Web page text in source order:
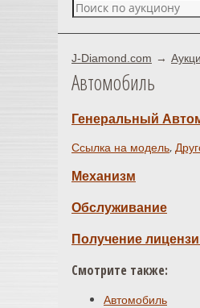
J-Diamond.com
Автомобиль
Генеральный
Ссылка на модель,
Механизм
Обслуживание
Получение
Смотрите также:
Автомобиль